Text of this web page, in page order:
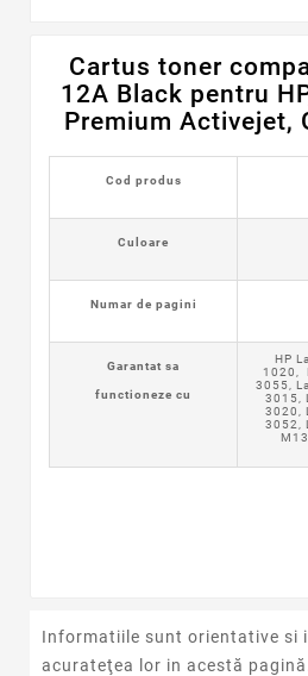
Cartus toner
12A Black pentru
Premium Activejet,
Cod produs
Culoare
Numar de pagini
Garantat sa
functioneze cu
HP
1020,
3055,
3015,
3020,
3052,
Informatiile sunt orientative si
acurateţea lor in acestă